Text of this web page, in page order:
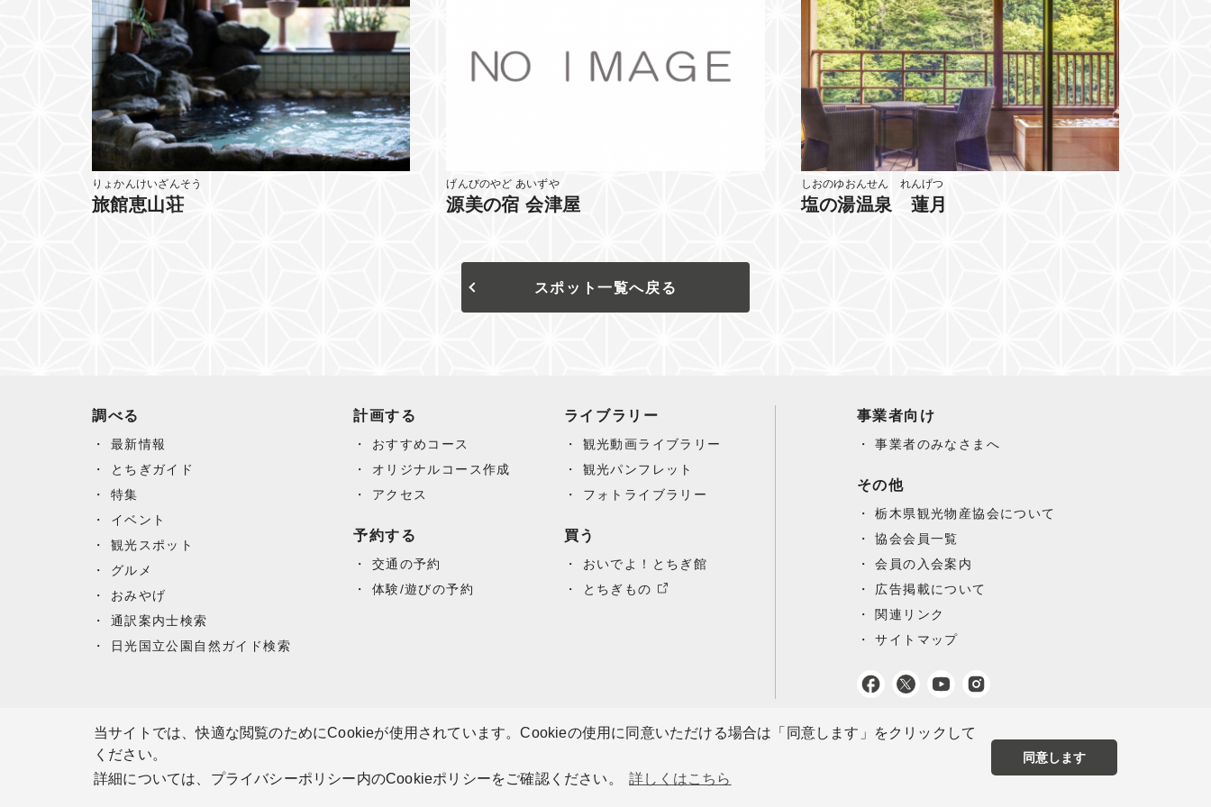
当サイトでは、快適な閲覧のためにCookieが使用されています。Cookieの使用に同意いただける場合は「同意します」をクリックして
ください。
詳細については、プライバシーポリシー内のCookieポリシーをご確認ください。
詳しくはこちら
同意します
りょかんけいざんそう
旅館恵山荘
げんびのやど あいずや
源美の宿 会津屋
しおのゆおんせん れんげつ
塩の湯温泉 蓮月
スポット一覧へ戻る
調べる
最新情報
とちぎガイド
特集
イベント
観光スポット
グルメ
おみやげ
通訳案内士検索
日光国立公園自然ガイド検索
計画する
おすすめコース
オリジナルコース作成
アクセス
予約する
交通の予約
体験/遊びの予約
ライブラリー
観光動画ライブラリー
観光パンフレット
フォトライブラリー
買う
おいでよ！とちぎ館
とちぎもの
事業者向け
事業者のみなさまへ
その他
栃木県観光物産協会について
協会会員一覧
会員の入会案内
広告掲載について
関連リンク
サイトマップ
プライバシーポリシー
お問い合わせ